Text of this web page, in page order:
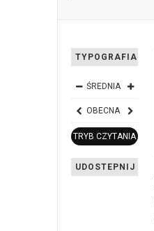
TYPOGRAFIA
ŚREDNIA
OBECNA
TRYB CZYTANIA
UDOSTEPNIJ